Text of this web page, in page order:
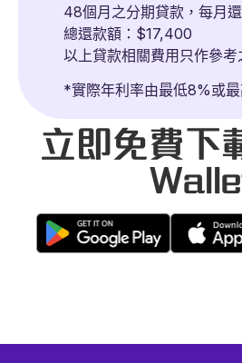
48個月之分期貸款，每月
總還款額：$17,400
以上貸款相關費用只作參考
*實際年利率由最低8%或
立即免費下